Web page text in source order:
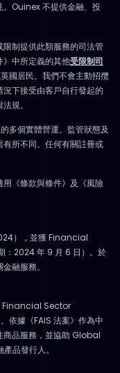
。Ouinex 不提供金融、投
制提供此類服務的司法管
》中所定義的其他受限制司
國居民。我們不會主動招攬
下接受由客戶自行發起的
規。
多個實體營運。監管狀態及
所不同。任何有關註冊或
用《條款與條件》及《風險
），並獲 Financial
：2024 年 9 月 6 日）。於
融服務。
Financial Sector
據《FAIS 法案》作為中
商品服務，並協助 Global
品發行人。